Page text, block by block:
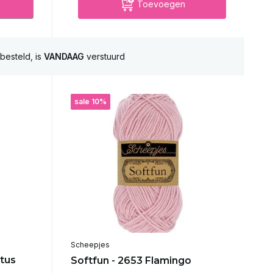
Toevoegen
is VANDAAG verstuurd
sale 10%
Scheepjes
Softfun - 2653 Flamingo